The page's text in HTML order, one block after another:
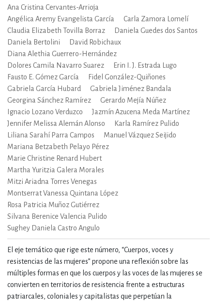
Ana Cristina Cervantes-Arrioja
Angélica Aremy Evangelista García
Carla Zamora Lomelí
Claudia Elizabeth Tovilla Borraz
Daniela Guedes dos Santos
Daniela Bertolini
David Robichaux
Diana Alethia Guerrero-Hernández
Dolores Camila Navarro Suarez
Erin I. J. Estrada Lugo
Fausto E. Gómez García
Fidel González-Quiñones
Gabriela García Hubard
Gabriela Jiménez Bandala
Georgina Sánchez Ramírez
Gerardo Mejía Núñez
Ignacio Lozano Verduzco
Jazmín Azucena Meda Martínez
Jennifer Melissa Alemán Alonso
Karla Ramírez Pulido
Liliana Sarahí Parra Campos
Manuel Vázquez Seijido
Mariana Betzabeth Pelayo Pérez
Marie Christine Renard Hubert
Martha Yuritzia Galera Morales
Mitzi Ariadna Torres Venegas
Montserrat Vanessa Quintana López
Rosa Patricia Muñoz Gutiérrez
Silvana Berenice Valencia Pulido
Sughey Daniela Castro Angulo
El eje temático que rige este número, “Cuerpos, voces y
resistencias de las mujeres” propone una reflexión sobre las
múltiples formas en que los cuerpos y las voces de las mujeres se
convierten en territorios de resistencia frente a estructuras
patriarcales, coloniales y capitalistas que perpetúan la